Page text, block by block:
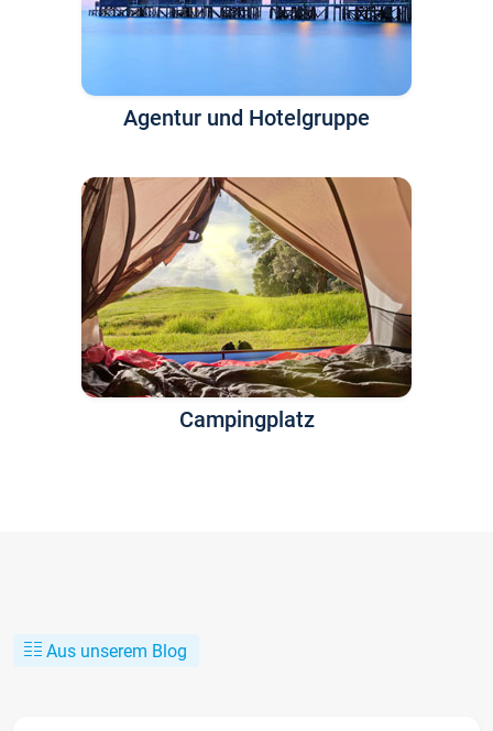
Agentur und Hotelgruppe
Campingplatz
Aus unserem Blog